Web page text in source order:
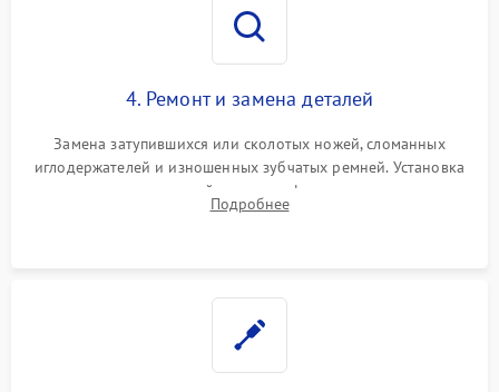
4. Ремонт и замена деталей
Замена затупившихся или сколотых ножей, сломанных
иглодержателей и изношенных зубчатых ремней. Установка
новых петлителей взамен деформированных.
Восстановление контактов в педали и цепях
Подробнее